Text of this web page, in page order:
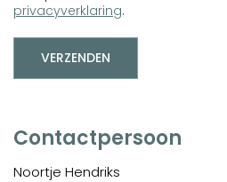
privacyverklaring.
Contactpersoon
Noortje Hendriks